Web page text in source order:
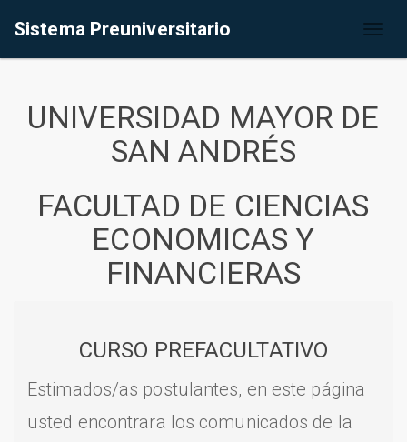
Sistema Preuniversitario
UNIVERSIDAD MAYOR DE
SAN ANDRÉS
FACULTAD DE CIENCIAS
ECONOMICAS Y
FINANCIERAS
CURSO PREFACULTATIVO
Estimados/as postulantes, en este página
usted encontrara los comunicados de la